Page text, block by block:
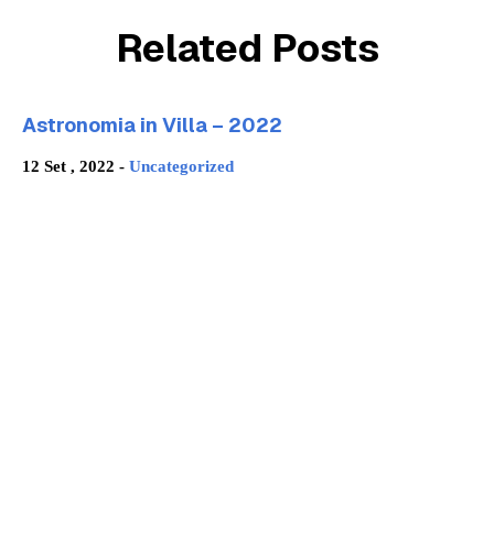
Related Posts
Astronomia in Villa – 2022
12 Set , 2022 - Uncategorized